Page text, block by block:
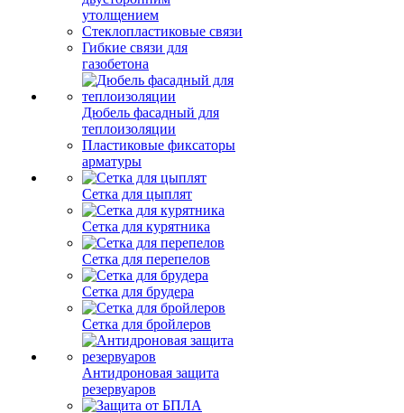
утолщением
Стеклопластиковые связи
Гибкие связи для
газобетона
Дюбель фасадный для
теплоизоляции
Пластиковые фиксаторы
арматуры
Сетка для цыплят
Сетка для курятника
Сетка для перепелов
Сетка для брудера
Сетка для бройлеров
Антидроновая защита
резервуаров